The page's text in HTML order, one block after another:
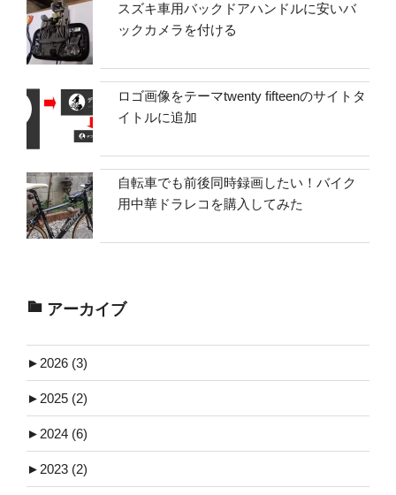
スズキ車用バックドアハンドルに安いバ
ックカメラを付ける
ロゴ画像をテーマtwenty fifteenのサイトタ
イトルに追加
自転車でも前後同時録画したい！バイク
用中華ドラレコを購入してみた
アーカイブ
► 2026 (3)
► 2025 (2)
► 2024 (6)
► 2023 (2)